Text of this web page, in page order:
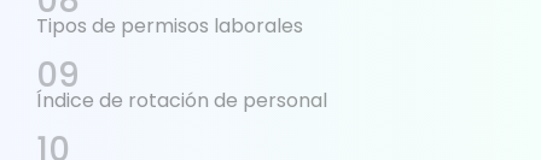
Tipos de permisos laborales
Índice de rotación de personal